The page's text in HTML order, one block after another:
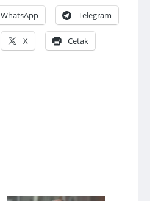
WhatsApp Telegram
X Cetak